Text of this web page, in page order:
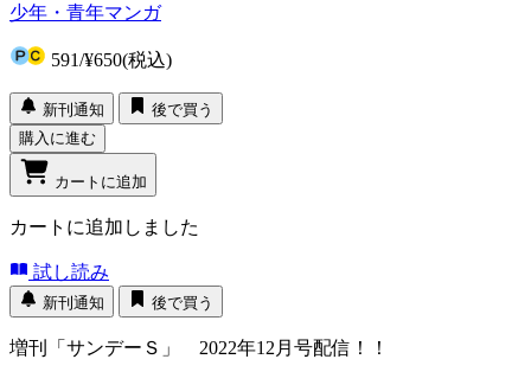
少年・青年マンガ
591/¥650(税込)
新刊通知
後で買う
購入に進む
カートに追加
カートに追加しました
試し読み
新刊通知 後で買う
増刊「サンデーＳ」 2022年12月号配信！！